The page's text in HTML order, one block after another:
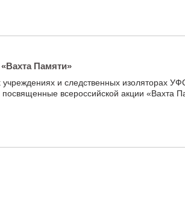
Памяти»
учреждениях и следственных изоляторах
всероссийской акции «Вахта